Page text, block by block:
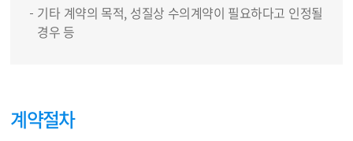
기타 계약의 목적, 성질상 수의계약이 필요하다고 인정될
경우 등
계약절차